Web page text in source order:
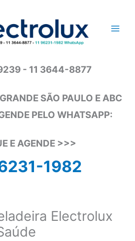
- 11 3644-8877
SÃO PAULO E ABC
PELO WHATSAPP:
E AGENDE >>>
1982
Electrolux